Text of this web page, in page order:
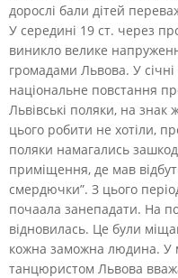
дорослі бали дітей
У середині 19 ст. через
виникло велике
громадами Львова. У
національне повстання
Львівські поляки, на
цього робити не хотіли,
поляки намагались
приміщення, де мав
смердючки”. З цього
почаала занепадати. На
відновилась. Це були
кожна заможна людина. У
танцюристом Львова